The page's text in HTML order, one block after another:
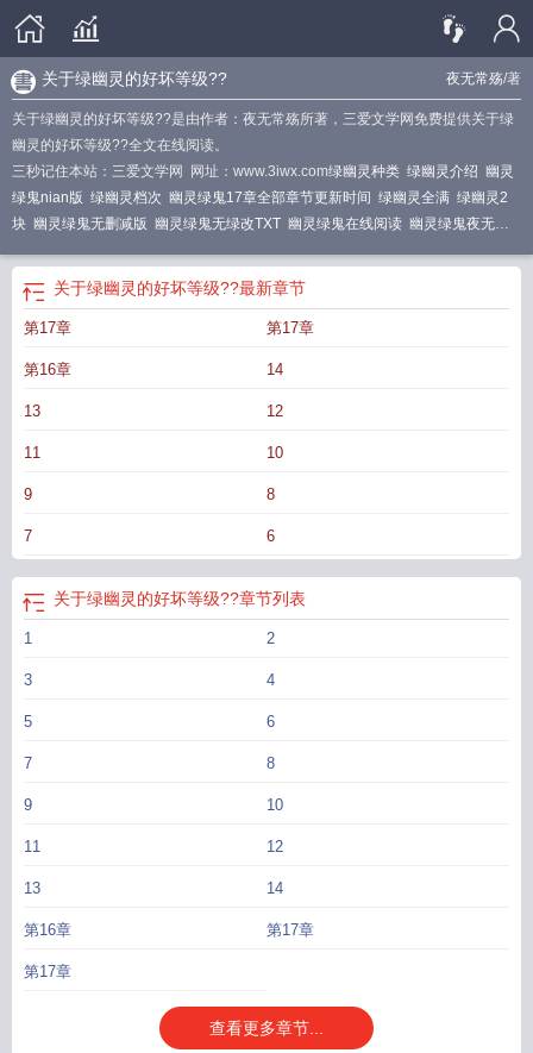
夜无常殇/著
关于绿幽灵的好坏等级??
关于绿幽灵的好坏等级??是由作者：夜无常殇所著，三爱文学网免费提供关于绿
幽灵的好坏等级??全文在线阅读。
三秒记住本站：三爱文学网 网址：www.3iwx.com绿幽灵种类 绿幽灵介绍 幽灵
绿鬼nian版 绿幽灵档次 幽灵绿鬼17章全部章节更新时间 绿幽灵全满 绿幽灵2
块 幽灵绿鬼无删减版 幽灵绿鬼无绿改TXT 幽灵绿鬼在线阅读 幽灵绿鬼夜无常
鬼17章全章免费阅读
绿幽灵类别 幽灵绿鬼18章免费阅读最新章节
幽灵形状
幽灵两块
关于绿幽灵的好坏等级??最新章节
第17章 第17章
第16章 14
13 12
11 10
9 8
7 6
关于绿幽灵的好坏等级??章节列表
1 2
3 4
5 6
7 8
9 10
11 12
13 14
第16章 第17章
第17章
查看更多章节...